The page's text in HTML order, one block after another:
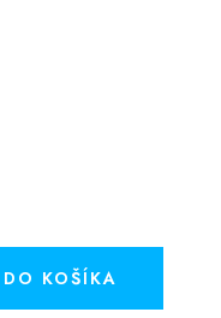
DO KOŠÍKA